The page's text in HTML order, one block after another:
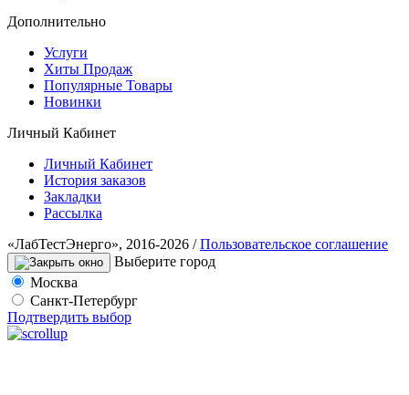
Дополнительно
Услуги
Хиты Продаж
Популярные Товары
Новинки
Личный Кабинет
Личный Кабинет
История заказов
Закладки
Рассылка
«ЛабТестЭнерго», 2016-2026 /Пользовательское соглашение
Выберите город
Москва
Санкт-Петербург
Подтвердить выбор